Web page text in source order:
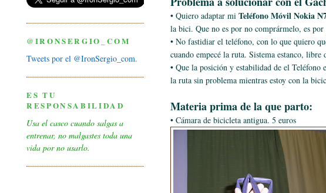
@IRONSERGIO_COM
Tweets por el @IronSergio_com.
ES TU
RESPONSABILIDAD
Usa el casco cuando salgas a
entrenar, no malgastes toda una
vida por no usarlo.
• Quiero adaptar mi Teléfono Móvil Nokia
la bici. Que no es por no comprármelo, es
• No fastidiar el teléfono, con lo que quiero
cuando empecé la ruta. Sistema estanco, libre
• Que la posición y estabilidad de el Teléfono
la ruta sin problema mientras estoy con la
Materia prima de la que parto:
• Cámara de bicicleta antigua. 5 euros